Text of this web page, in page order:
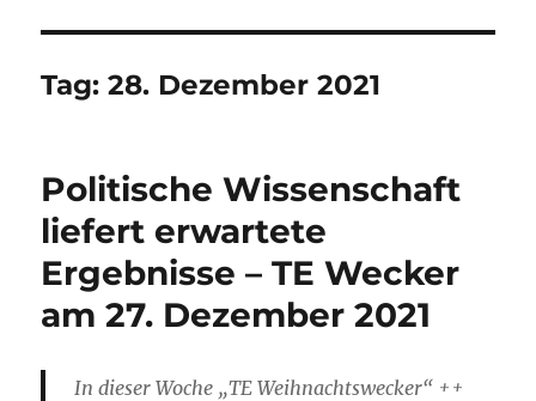
Tag:28. Dezember 2021
Politische Wissenschaft
liefert erwartete
Ergebnisse – TE Wecker
am 27. Dezember 2021
In dieser Woche „TE Weihnachtswecker“ ++